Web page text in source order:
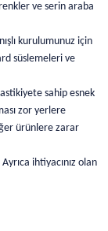
ve serin araba
kurulumunuz için
süslemeleri ve
sahip esnek
zor yerlere
ürünlere zarar
ihtiyacınız olan